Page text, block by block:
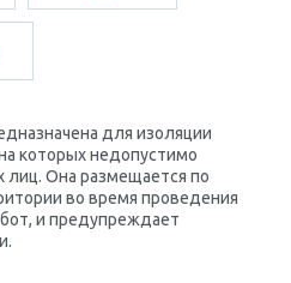
для изоляции
которых недопустимо
лиц. Она размещается по
во время проведения
и предупреждает